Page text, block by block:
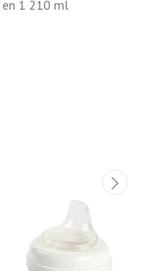
en 1 210 ml